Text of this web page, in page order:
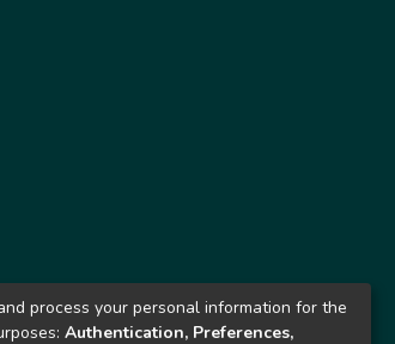
process your personal information for the
Authentication, Preferences,